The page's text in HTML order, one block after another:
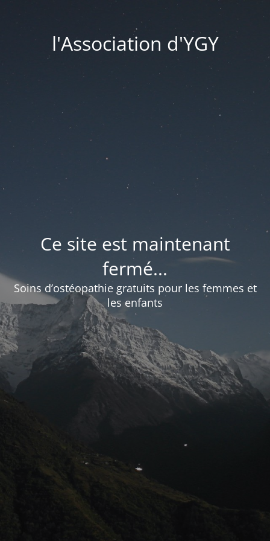
l'Association d'YGY
Ce site est maintenant
fermé...
Soins d’ostéopathie gratuits pour les femmes et
les enfants